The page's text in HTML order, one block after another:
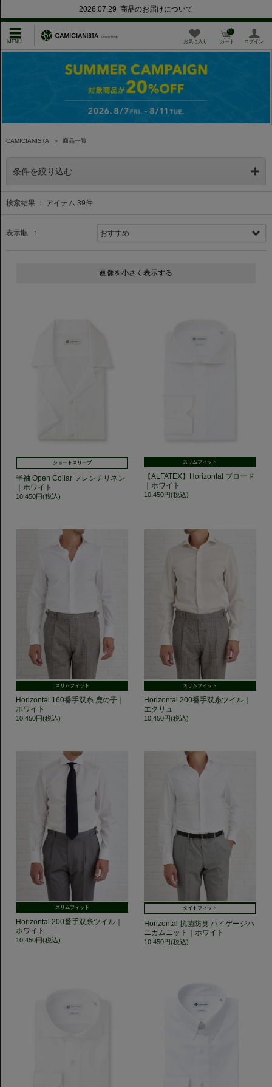
2026.07.29 商品のお届けについて
お気に入り カート
0
ログイン
CAMICIANISTA ＞ 商品一覧
条件を絞り込む
検索結果 ： アイテム 39件
表示順 ：
ショートスリーブ
半袖 Open Collar フレンチリネン
｜ホワイト
10,450円(税込)
スリムフィット
【ALFATEX】Horizontal ブロード
｜ホワイト
10,450円(税込)
スリムフィット
Horizontal 160番手双糸 鹿の子｜
ホワイト
10,450円(税込)
スリムフィット
Horizontal 200番手双糸ツイル｜
エクリュ
10,450円(税込)
スリムフィット
Horizontal 200番手双糸ツイル｜
ホワイト
10,450円(税込)
タイトフィット
Horizontal 抗菌防臭 ハイゲージハ
ニカムニット｜ホワイト
10,450円(税込)